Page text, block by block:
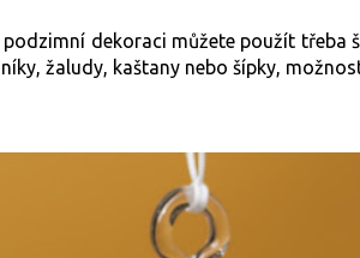
podzimní dekoraci můžete použít třeba
žaludy, kaštany nebo šípky,